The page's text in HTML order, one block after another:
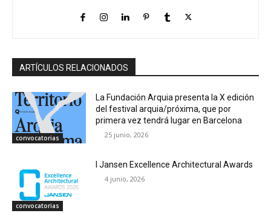
ARTÍCULOS RELACIONADOS
convocatorias
La Fundación Arquia presenta la X edición
del festival arquia/próxima, que por
primera vez tendrá lugar en Barcelona
25 junio, 2026
convocatorias
I Jansen Excellence Architectural Awards
4 junio, 2026